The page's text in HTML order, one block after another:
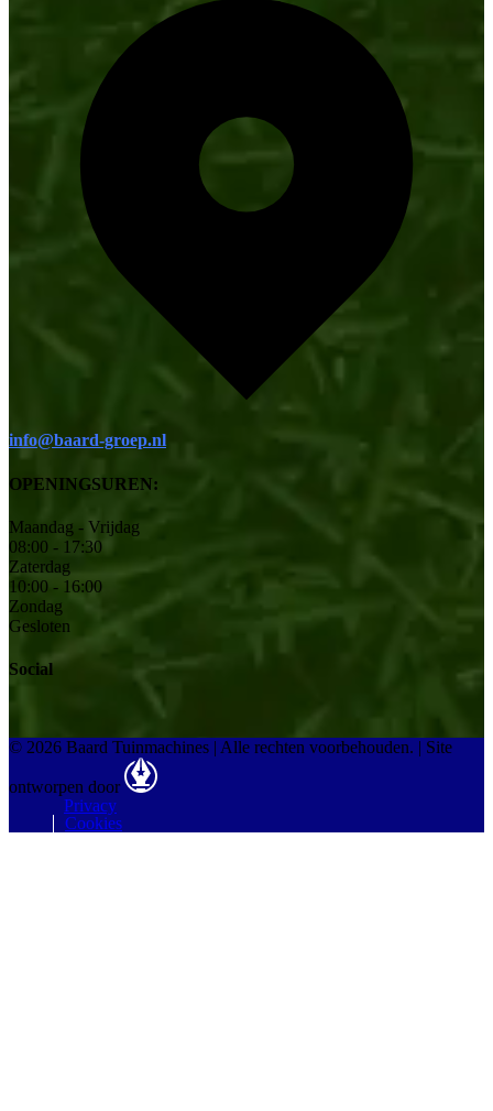
info@baard-groep.nl
OPENINGSUREN:
Maandag - Vrijdag
08:00 - 17:30
Zaterdag
10:00 - 16:00
Zondag
Gesloten
Social
© 2026 Baard Tuinmachines | Alle rechten voorbehouden. Site
ontworpen door
Privacy
Cookies